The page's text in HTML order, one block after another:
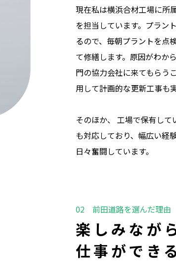
現在私は横浜合材工場に所
を担当しています。プラン
るので、毎朝プラントを点
て修繕します。原因がわか
門の協力会社に来てもらう
用して計画的な更新工事も
そのほか、 工場で保有し
も対応しており、幅広い経
日々奮闘しています。
楽しみなが
仕事ができる